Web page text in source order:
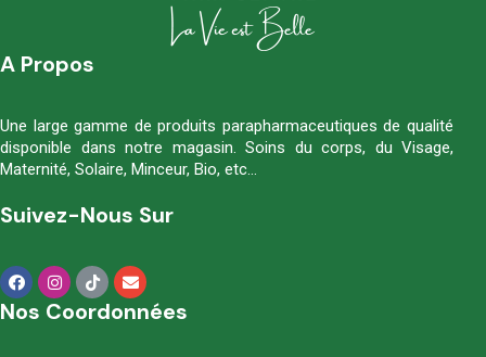
A Propos
Une large gamme de produits parapharmaceutiques de qualité
disponible dans notre magasin. Soins du corps, du Visage,
Maternité, Solaire, Minceur, Bio, etc…
Suivez-Nous Sur
Nos Coordonnées